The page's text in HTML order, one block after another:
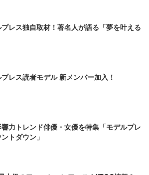
レス独自取材！著名人が語る「夢を叶える
レス読者モデル 新メンバー加入！
力トレンド俳優・女優を特集「モデルプレ
トダウン」